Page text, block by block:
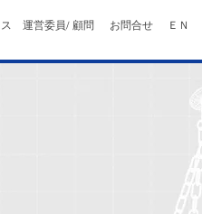
運営委員/ 顧問 お問合せ ＥＮ